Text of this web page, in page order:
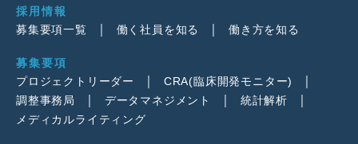
採用情報
募集要項一覧
働く社員を知る 働き方を知る
募集要項
プロジェクトリーダー
CRA(臨床開発モニター)
調整事務局
データマネジメント
統計解析
メディカルライティング